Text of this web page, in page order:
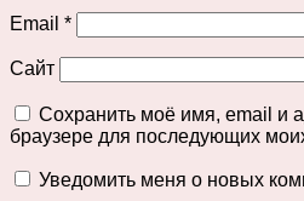
Email *
Сайт
Сохранить моё имя, email и
браузере для последующих
Уведомить меня о новых